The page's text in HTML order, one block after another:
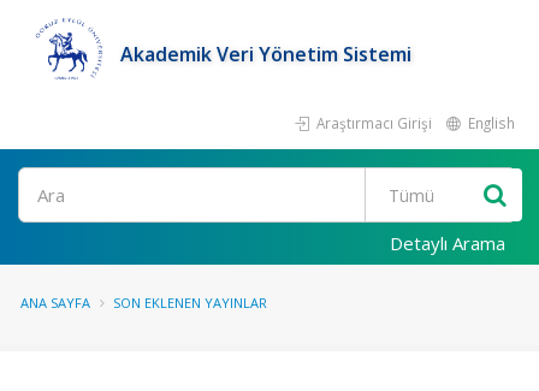
Akademik Veri Yönetim Sistemi
Araştırmacı Girişi English
Ara
Detaylı Arama
ANA SAYFA SON EKLENEN YAYINLAR